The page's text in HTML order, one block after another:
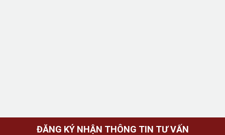
ĐĂNG KÝ NHẬN THÔNG TIN TƯ VẤN